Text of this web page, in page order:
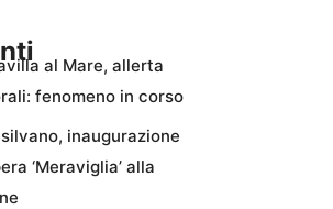
al Mare, allerta
fenomeno in corso
inaugurazione
‘Meraviglia’ alla